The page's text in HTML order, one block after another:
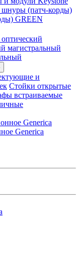
шнуры (патч-корды)
GREEN
магистральный
и
Стойки открытые
встраиваемые
Generica